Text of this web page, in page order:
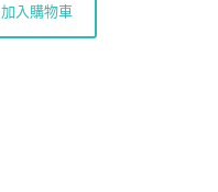
加入購物車